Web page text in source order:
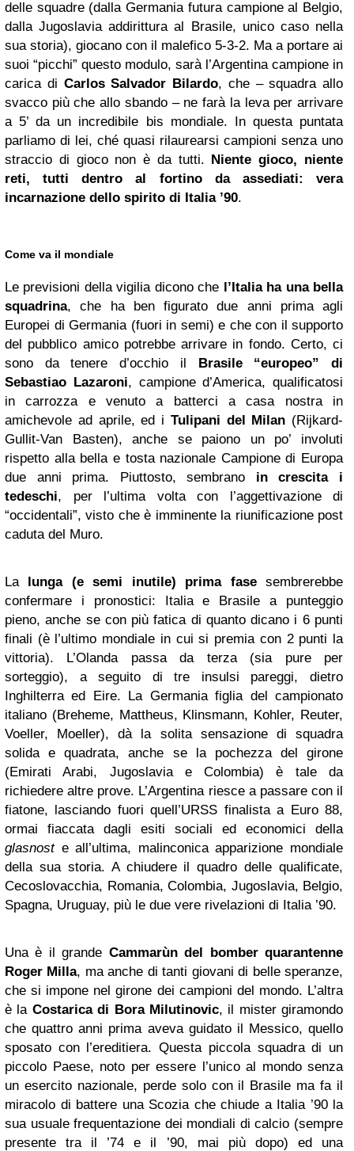
delle squadre (dalla Germania futura campione al Belgio,
dalla Jugoslavia addirittura al Brasile, unico caso nella
sua storia), giocano con il malefico 5-3-2. Ma a portare ai
suoi “picchi” questo modulo, sarà l’Argentina campione in
carica di CarlosSalvador Bilardo, che – squadra allo
svacco più che allo sbando – ne farà la leva per arrivare
a 5’ da un incredibile bis mondiale. In questa puntata
parliamo di lei, ché quasi rilaurearsi campioni senza uno
straccio di gioco non è da tutti. Niente gioco, niente
reti, tutti dentro al fortino da assediati: vera
incarnazione dello spirito di Italia ’90.
Come va il mondiale
Le previsioni della vigilia dicono che l’Italia ha una bella
squadrina, che ha ben figurato due anni prima agli
Europei di Germania (fuori in semi) e che con il supporto
del pubblico amico potrebbe arrivare in fondo. Certo, ci
sono da tenere d’occhio il Brasile “europeo” di
Sebastiao Lazaroni, campione d’America, qualificatosi
in carrozza e venuto a batterci a casa nostra in
amichevole ad aprile, ed i Tulipani del Milan (Rijkard-
Gullit-Van Basten), anche se paiono un po’ involuti
rispetto alla bella e tosta nazionale Campione di Europa
due anni prima. Piuttosto, sembrano in crescita i
tedeschi, per l’ultima volta con l’aggettivazione di
“occidentali”, visto che è imminente la riunificazione post
caduta del Muro.
La lunga (e semi inutile) prima fasesembrerebbe
confermare i pronostici: Italia e Brasile a punteggio
pieno, anche se con più fatica di quanto dicano i 6 punti
finali (è l’ultimo mondiale in cui si premia con 2 punti la
vittoria). L’Olanda passa da terza (sia pure per
sorteggio), a seguito di tre insulsi pareggi, dietro
Inghilterra ed Eire. La Germania figlia del campionato
italiano (Breheme, Mattheus, Klinsmann, Kohler, Reuter,
Voeller, Moeller), dà la solita sensazione di squadra
solida e quadrata, anche se la pochezza del girone
(Emirati Arabi, Jugoslavia e Colombia) è tale da
richiedere altre prove. L’Argentina riesce a passare con il
fiatone, lasciando fuori quell’URSS finalista a Euro 88,
ormai fiaccata dagli esiti sociali ed economici della
glasnoste all’ultima, malinconica apparizione mondiale
della sua storia. A chiudere il quadro delle qualificate,
Cecoslovacchia, Romania, Colombia, Jugoslavia, Belgio,
Spagna, Uruguay, più le due vere rivelazioni di Italia ’90.
Una è il grande Cammarùn del bomber quarantenne
Roger Milla, ma anche di tanti giovani di belle speranze,
che si impone nel girone dei campioni del mondo. L’altra
è la Costarica di Bora Milutinovic, il mister giramondo
che quattro anni prima aveva guidato il Messico, quello
sposato con l’ereditiera. Questa piccola squadra di un
piccolo Paese, noto per essere l’unico al mondo senza
un esercito nazionale, perde solo con il Brasile ma fa il
miracolo di battere una Scozia che chiude a Italia ’90 la
sua usuale frequentazione dei mondiali di calcio (sempre
presente tra il ’74 e il ’90, mai più dopo) ed una